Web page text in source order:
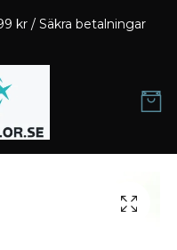
kr / Säkra betalningar